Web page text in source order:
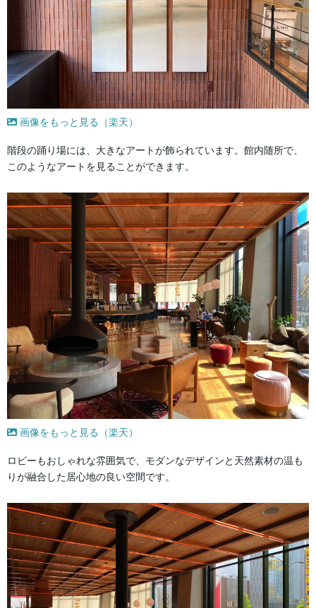
画像をもっと見る（楽天）
階段の踊り場には、大きなアートが飾られています。館内随所で、
このようなアートを見ることができます。
画像をもっと見る（楽天）
ロビーもおしゃれな雰囲気で、モダンなデザインと天然素材の温も
りが融合した居心地の良い空間です。